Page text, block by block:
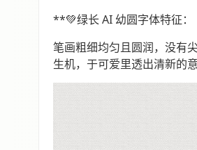
**💚绿长 AI 幼圆字体特征：
笔画粗细均匀且圆润，没有
生机，于可爱里透出清新的